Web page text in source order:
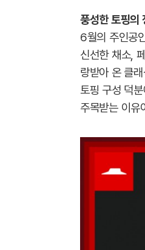
풍성한 토핑의
6월의 주인공
신선한 채소,
랑받아 온 클
토핑 구성 덕
주목받는 이유